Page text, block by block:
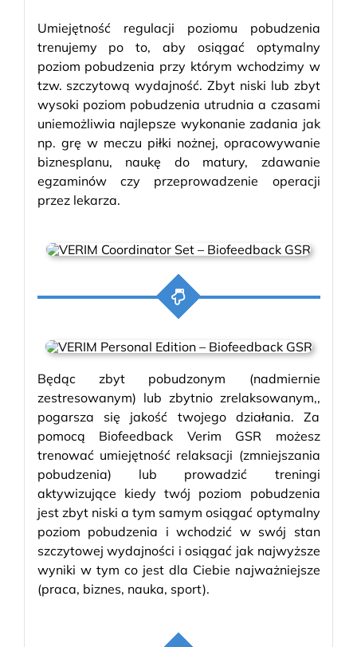
Umiejętność regulacji poziomu pobudzenia
trenujemy po to, aby osiągać optymalny
poziom pobudzenia przy którym wchodzimy w
tzw. szczytową wydajność. Zbyt niski lub zbyt
wysoki poziom pobudzenia utrudnia a czasami
uniemożliwia najlepsze wykonanie zadania jak
np. grę w meczu piłki nożnej, opracowywanie
biznesplanu, naukę do matury, zdawanie
egzaminów czy przeprowadzenie operacji
przez lekarza.
Będąc zbyt pobudzonym (nadmiernie
zestresowanym) lub zbytnio zrelaksowanym,,
pogarsza się jakość twojego działania. Za
pomocą Biofeedback Verim GSR możesz
trenować umiejętność relaksacji (zmniejszania
pobudzenia) lub prowadzić treningi
aktywizujące kiedy twój poziom pobudzenia
jest zbyt niski a tym samym osiągać optymalny
poziom pobudzenia i wchodzić w swój stan
szczytowej wydajności i osiągać jak najwyższe
wyniki w tym co jest dla Ciebie najważniejsze
(praca, biznes, nauka, sport).